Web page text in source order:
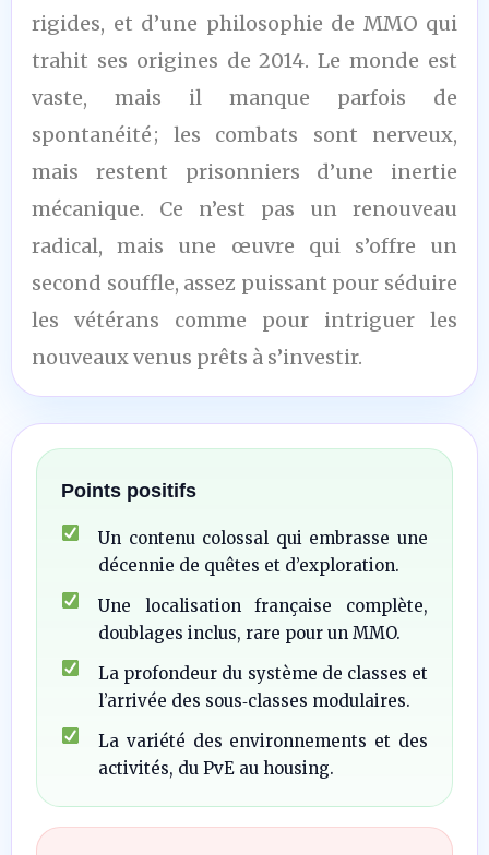
rigides, et d’une philosophie de MMO qui
trahit ses origines de 2014. Le monde est
vaste, mais il manque parfois de
spontanéité ; les combats sont nerveux,
mais restent prisonniers d’une inertie
mécanique. Ce n’est pas un renouveau
radical, mais une œuvre qui s’offre un
second souffle, assez puissant pour séduire
les vétérans comme pour intriguer les
nouveaux venus prêts à s’investir.
Points positifs
Un contenu colossal qui embrasse une
décennie de quêtes et d’exploration.
Une localisation française complète,
doublages inclus, rare pour un MMO.
La profondeur du système de classes et
l’arrivée des sous‑classes modulaires.
La variété des environnements et des
activités, du PvE au housing.